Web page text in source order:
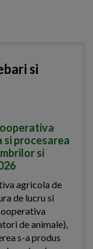
si
si procesarea
si
agricola de
de lucru si
de animale),
s-a produs